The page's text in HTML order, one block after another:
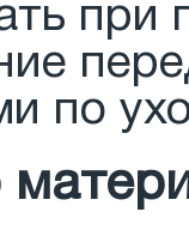
при
по